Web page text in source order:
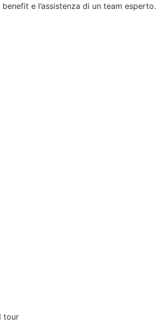
e l’assistenza di un team esperto.
tour